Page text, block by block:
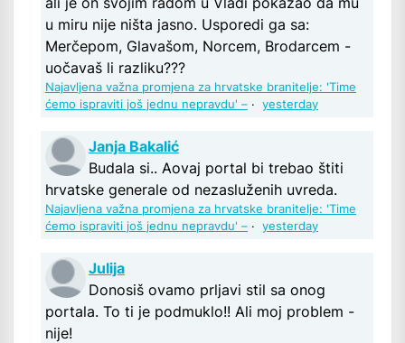
u miru nije ništa jasno. Usporedi ga sa:
Merčepom, Glavašom, Norcem, Brodarcem -
uočavaš li razliku???
Najavljena važna promjena za hrvatske branitelje: 'Time
ćemo ispraviti još jednu nepravdu' – · yesterday
Janja Bakalić
Budala si.. Aovaj portal bi trebao štiti
hrvatske generale od nezasluženih uvreda.
Najavljena važna promjena za hrvatske branitelje: 'Time
ćemo ispraviti još jednu nepravdu' – · yesterday
Julija
Donosiš ovamo prljavi stil sa onog
portala. To ti je podmuklo!! Ali moj problem -
nije!